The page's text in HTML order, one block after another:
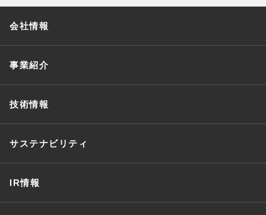
会社情報
事業紹介
技術情報
サステナビリティ
IR情報